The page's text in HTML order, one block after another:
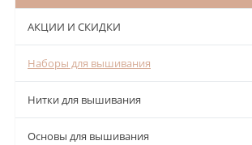
АКЦИИ И СКИДКИ
Наборы для вышивания
Нитки для вышивания
Основы для вышивания